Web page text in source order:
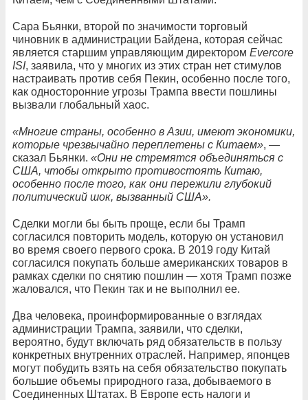
Сара Бьянки, второй по значимости торговый
чиновник в администрации Байдена, которая сейчас
является старшим управляющим директором Evercore
ISI, заявила, что у многих из этих стран нет стимулов
настраивать против себя Пекин, особенно после того,
как односторонние угрозы Трампа ввести пошлины
вызвали глобальный хаос.
«Многие страны, особенно в Азии, имеют экономики,
которые чрезвычайно переплетены с Китаем», —
сказал Бьянки. «Они не стремятся объединяться с
США, чтобы открыто противостоять Китаю,
особенно после того, как они пережили глубокий
политический шок, вызванный США».
Сделки могли бы быть проще, если бы Трамп
согласился повторить модель, которую он установил
во время своего первого срока. В 2019 году Китай
согласился покупать больше американских товаров в
рамках сделки по снятию пошлин — хотя Трамп позже
жаловался, что Пекин так и не выполнил ее.
Два человека, проинформированные о взглядах
администрации Трампа, заявили, что сделки,
вероятно, будут включать ряд обязательств в пользу
конкретных внутренних отраслей. Например, японцев
могут побудить взять на себя обязательство покупать
большие объемы природного газа, добываемого в
Соединенных Штатах. В Европе есть налоги и